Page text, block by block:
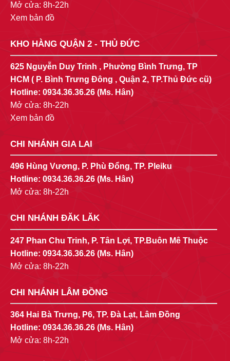
Mở cửa: 8h-22h
Xem bản đồ
KHO HÀNG QUẬN 2 - THỦ ĐỨC
625 Nguyễn Duy Trinh , Phường Bình Trưng, TP
HCM ( P. Bình Trưng Đông , Quận 2, TP.Thủ Đức cũ)
Hotline: 0934.36.36.26 (Ms. Hân)
Mở cửa: 8h-22h
Xem bản đồ
CHI NHÁNH GIA LAI
496 Hùng Vương, P. Phù Đổng, TP. Pleiku
Hotline: 0934.36.36.26 (Ms. Hân)
Mở cửa: 8h-22h
CHI NHÁNH ĐĂK LĂK
247 Phan Chu Trinh, P. Tân Lợi, TP.Buôn Mê Thuộc
Hotline: 0934.36.36.26 (Ms. Hân)
Mở cửa: 8h-22h
CHI NHÁNH LÂM ĐỒNG
364 Hai Bà Trưng, P6, TP. Đà Lạt, Lâm Đồng
Hotline: 0934.36.36.26 (Ms. Hân)
Mở cửa: 8h-22h